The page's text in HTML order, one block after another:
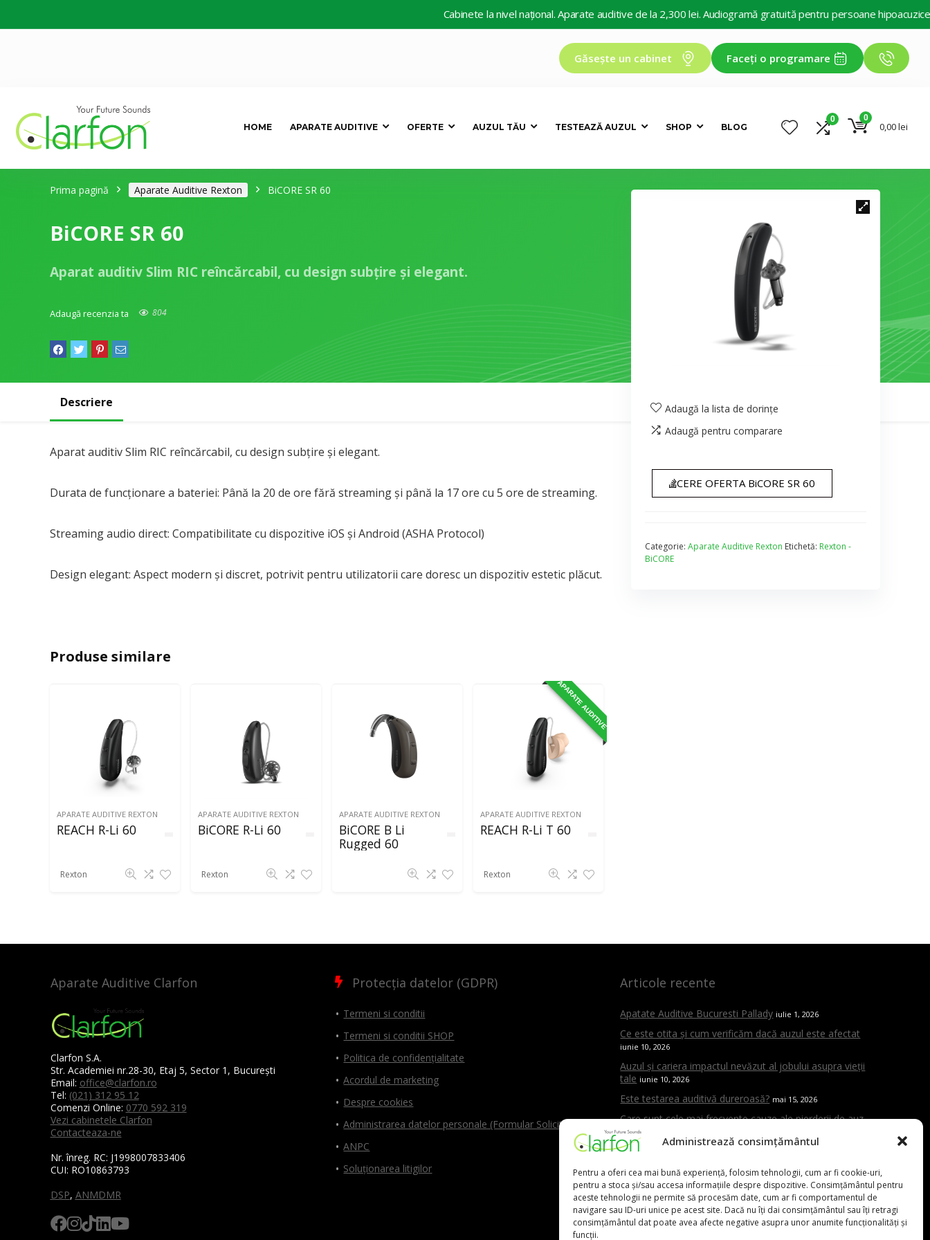
Administrează consimțământul
Pentru a oferi cea mai bună experiență, folosim tehnologii, cum ar fi cookie-uri,
pentru a stoca și/sau accesa informațiile despre dispozitive. Consimțământul pentru
aceste tehnologii ne permite să procesăm date, cum ar fi comportamentul de
navigare sau ID-uri unice pe acest site. Dacă nu îți dai consimțământul sau îți retragi
consimțământul dat poate avea afecte negative asupra unor anumite funcționalități și
funcții.
Cabinete la nivel național. Aparate auditive de la 2,300 lei. Audiogramă gratuită pentru persoane hipoacuzice.
Găsește un cabinet Faceți o programare
HOME APARATE AUDITIVE OFERTE AUZUL TĂU TESTEAZĂ AUZUL SHOP BLOG
0 0
0,00lei
Prima pagină Aparate Auditive Rexton BiCORE SR 60
BiCORE SR 60
Adaugă la lista de dorințe
Adaugă pentru comparare
CERE OFERTA BiCORE SR 60
Categorie: Aparate Auditive Rexton Etichetă: Rexton -
BiCORE
Aparat auditiv Slim RIC reîncărcabil, cu design subțire și elegant.
Adaugă recenzia ta 804
Descriere
Aparat auditiv Slim RIC reîncărcabil, cu design subțire și elegant.
Durata de funcționare a bateriei: Până la 20 de ore fără streaming și până la 17 ore cu 5 ore de streaming.
Streaming audio direct: Compatibilitate cu dispozitive iOS și Android (ASHA Protocol)
Design elegant: Aspect modern și discret, potrivit pentru utilizatorii care doresc un dispozitiv estetic plăcut.
Produse similare
APARATE AUDITIVE REXTON
REACH R-Li 60
Rexton
APARATE AUDITIVE REXTON
BiCORE R-Li 60
Rexton
APARATE AUDITIVE REXTON
BiCORE B Li
Rugged 60
APARATE AUDITIVE
APARATE AUDITIVE REXTON
REACH R-Li T 60
Rexton
Aparate Auditive Clarfon
Clarfon S.A.
Str. Academiei nr.28-30, Etaj 5, Sector 1, București
Email: office@clarfon.ro
Tel: (021) 312 95 12
Comenzi Online: 0770 592 319
Vezi cabinetele Clarfon
Contacteaza-ne
Nr. înreg. RC: J1998007833406
CUI: RO10863793
DSP, ANMDMR
Protecția datelor (GDPR)
Termeni si conditii
Termeni si conditii SHOP
Politica de confidențialitate
Acordul de marketing
Despre cookies
Administrarea datelor personale (Formular Solicitări)
ANPC
Soluționarea litigilor
Articole recente
Apatate Auditive Bucuresti Pallady iulie 1, 2026
Ce este otita și cum verificăm dacă auzul este afectat
iunie 10, 2026
Auzul și cariera impactul nevăzut al jobului asupra vieții
tale iunie 10, 2026
Este testarea auditivă dureroasă? mai 15, 2026
Care sunt cele mai frecvente cauze ale pierderii de auz
mai 15, 2026
Cand trebuie sa mergi la ORL mai 15, 2026
Aparat auditiv versus amplificator – care este diferența și
de ce contează evaluarea profesională mai 15, 2026